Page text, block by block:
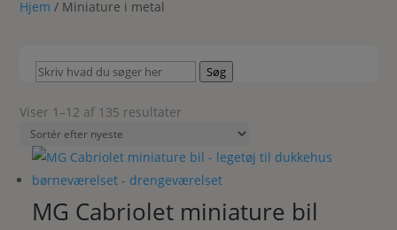
Hjem / Miniature i metal
Skriv
du
søger
her
Søg
Viser 1–12 af 135 resultater
seneste
MG Cabriolet miniature bil